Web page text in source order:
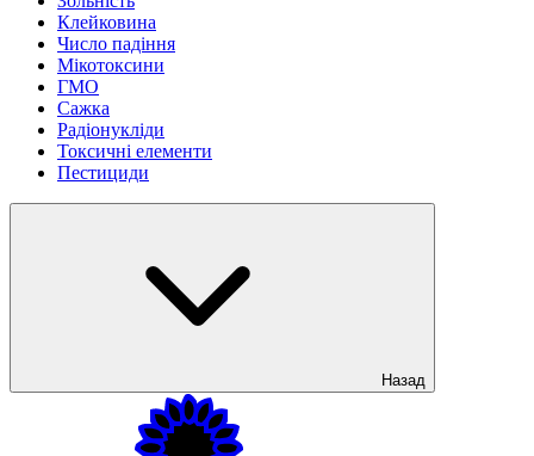
Клейковина
Число падіння
Мікотоксини
ГМО
Сажка
Радіонукліди
Токсичні елементи
Пестициди
Назад